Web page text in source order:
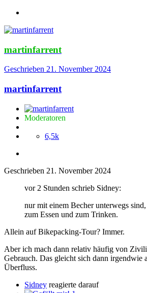
martinfarrent
Geschrieben 21. November 2024
martinfarrent
Moderatoren
6,5k
Geschrieben 21. November 2024
vor 2 Stunden schrieb Sidney:
nur mit einem Becher unterwegs
zum Essen und zum Trinken.
Allein auf Bikepacking-Tour? Immer.
Aber ich mach dann relativ häufig von
Gebrauch. Das gleicht sich dann irgendwie
Überfluss.
Sidney reagierte darauf